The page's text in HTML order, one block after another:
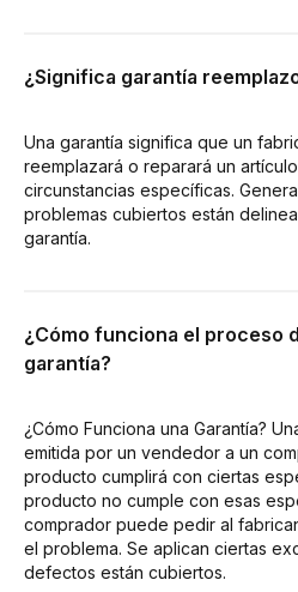
¿Significa garantía
Una garantía significa que un
reemplazará o reparará un
circunstancias específicas.
problemas cubiertos están
garantía.
¿Cómo funciona el proceso
garantía?
¿Cómo Funciona una Garantía?
emitida por un vendedor a un
producto cumplirá con ciertas
producto no cumple con esas
comprador puede pedir al
el problema. Se aplican ciertas
defectos están cubiertos.